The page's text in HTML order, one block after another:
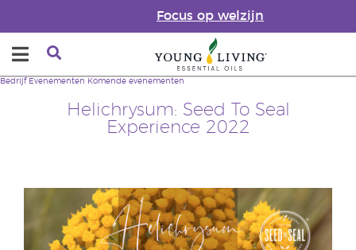
Focus op welzijn
Helichrysum: Seed To Seal
Experience 2022
Bedrijf Evenementen Komende evenementen